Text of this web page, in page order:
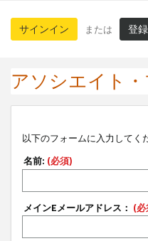
サインイン または 登録
アソシエイト
以下のフォームに入力してく
名前: (必須)
メインEメールアドレス： (必